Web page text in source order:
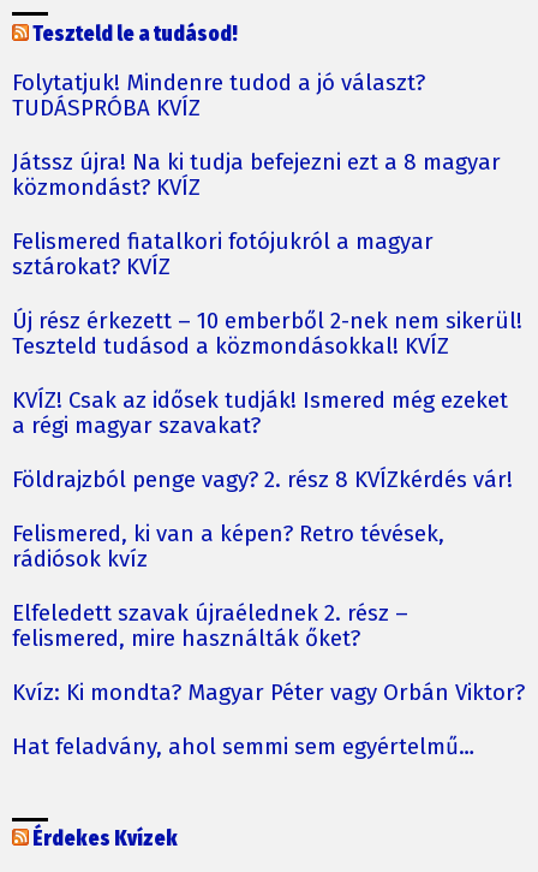
Teszteld le a tudásod!
Folytatjuk! Mindenre tudod a jó választ?
TUDÁSPRÓBA KVÍZ
Játssz újra! Na ki tudja befejezni ezt a 8 magyar
közmondást? KVÍZ
Felismered fiatalkori fotójukról a magyar
sztárokat? KVÍZ
Új rész érkezett – 10 emberből 2-nek nem sikerül!
Teszteld tudásod a közmondásokkal! KVÍZ
KVÍZ! Csak az idősek tudják! Ismered még ezeket
a régi magyar szavakat?
Földrajzból penge vagy? 2. rész 8 KVÍZkérdés vár!
Felismered, ki van a képen? Retro tévések,
rádiósok kvíz
Elfeledett szavak újraélednek 2. rész –
felismered, mire használták őket?
Kvíz: Ki mondta? Magyar Péter vagy Orbán Viktor?
Hat feladvány, ahol semmi sem egyértelmű…
Érdekes Kvízek